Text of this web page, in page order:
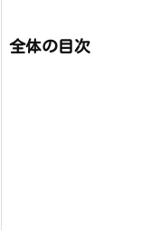
全体の目次